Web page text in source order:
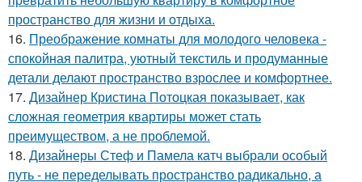
пространство для жизни и отдыха.
16. Преображение комнаты для молодого человека -
спокойная палитра, уютный текстиль и продуманные
детали делают пространство взрослее и комфортнее.
17. Дизайнер Кристина Потоцкая показывает, как
сложная геометрия квартиры может стать
преимуществом, а не проблемой.
18. Дизайнеры Стеф и Памела катч выбрали особый
путь - не переделывать пространство радикально, а